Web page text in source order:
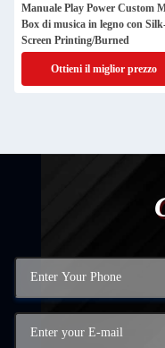
Manuale Play Power Custom
Box di musica in legno con
Screen Printing/Burned
Ottieni il miglior prezzo